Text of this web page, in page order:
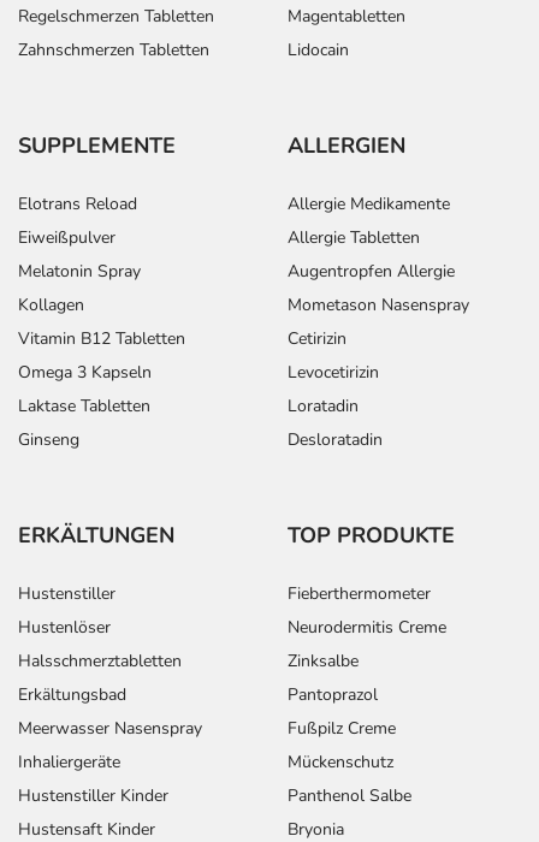
Regelschmerzen Tabletten
Zahnschmerzen Tabletten
Magentabletten
Lidocain
SUPPLEMENTE
Elotrans Reload
Eiweißpulver
Melatonin Spray
Kollagen
Vitamin B12 Tabletten
Omega 3 Kapseln
Laktase Tabletten
Ginseng
ALLERGIEN
Allergie Medikamente
Allergie Tabletten
Augentropfen Allergie
Mometason Nasenspray
Cetirizin
Levocetirizin
Loratadin
Desloratadin
ERKÄLTUNGEN
Hustenstiller
Hustenlöser
Halsschmerztabletten
Erkältungsbad
Meerwasser Nasenspray
Inhaliergeräte
Hustenstiller Kinder
Hustensaft Kinder
TOP PRODUKTE
Fieberthermometer
Neurodermitis Creme
Zinksalbe
Pantoprazol
Fußpilz Creme
Mückenschutz
Panthenol Salbe
Bryonia